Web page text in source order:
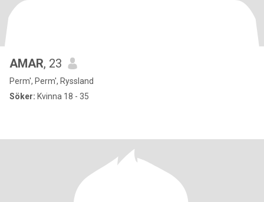
AMAR, 23
Perm', Perm', Ryssland
Söker: Kvinna 18 - 35